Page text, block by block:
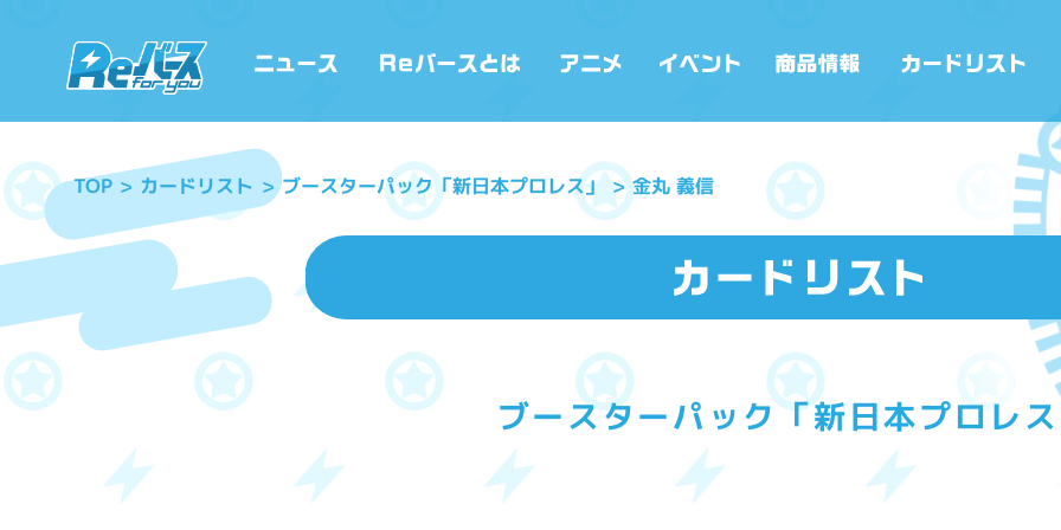
TOP カードリスト ブースターパック「新日本プロレス」 金丸 義信
ブースターパック「新日本プロレ